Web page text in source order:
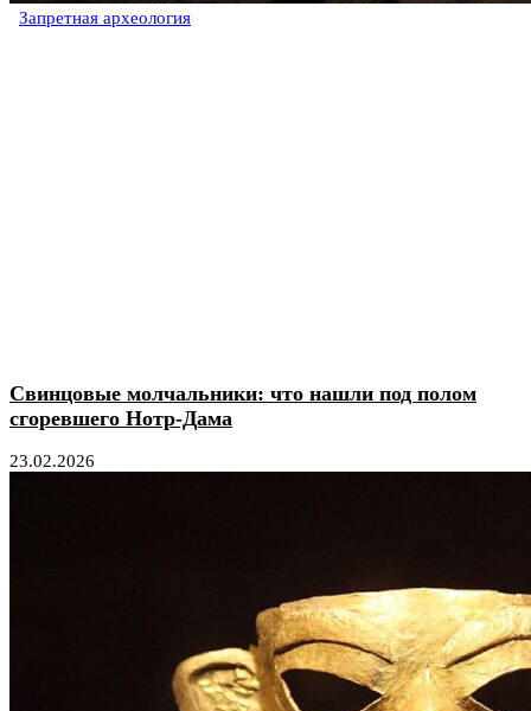
Запретная археология
Свинцовые молчальники: что нашли под полом
сгоревшего Нотр-Дама
23.02.2026